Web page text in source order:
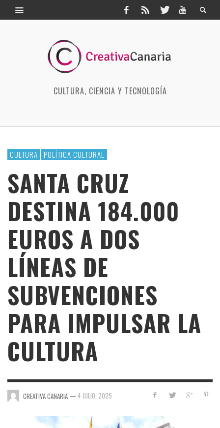
CULTURA, CIENCIA Y TECNOLOGÍA
CULTURA POLÍTICA CULTURAL
SANTA CRUZ
DESTINA 184.000
EUROS A DOS
LÍNEAS DE
SUBVENCIONES
PARA IMPULSAR LA
CULTURA
CREATIVA CANARIA — 4 JULIO, 2025